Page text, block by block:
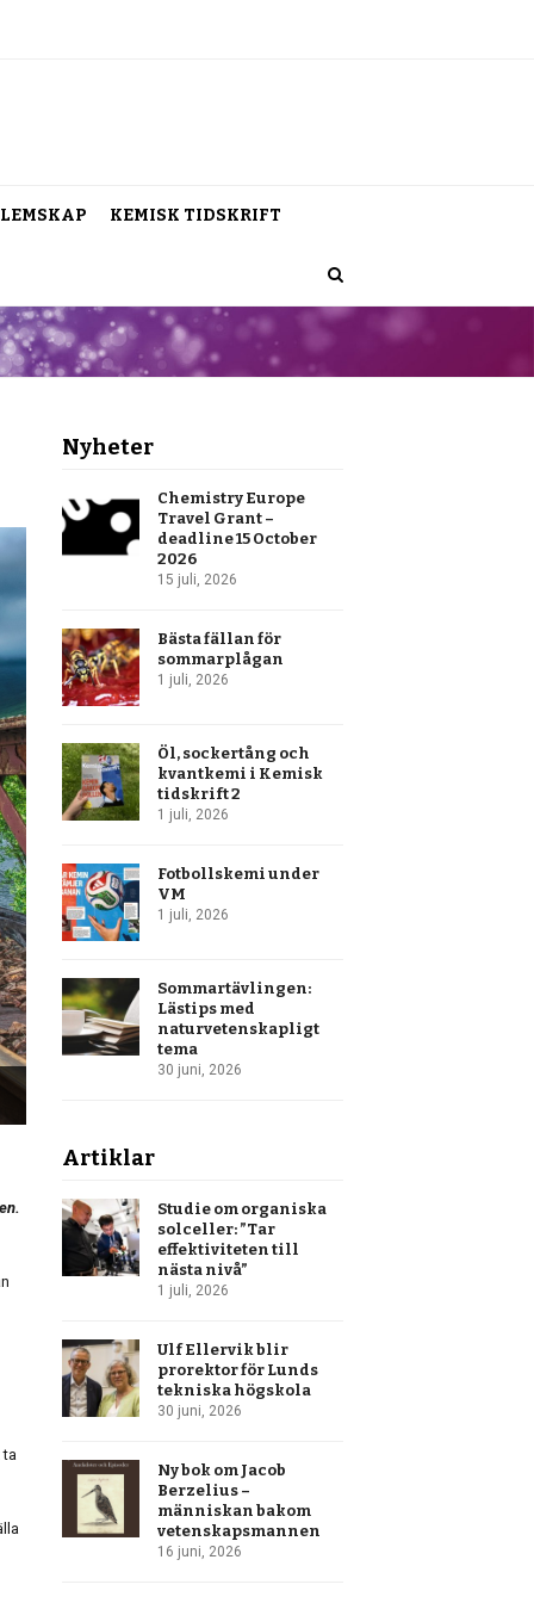
KEMISK TIDSKRIFT
ta
Nyheter
Chemistry Europe
Travel Grant –
deadline 15 October
2026
15 juli, 2026
Bästa fällan för
sommarplågan
1 juli, 2026
Öl, sockertång och
kvantkemi i Kemisk
tidskrift 2
1 juli, 2026
Fotbollskemi under
VM
1 juli, 2026
Sommartävlingen:
Lästips med
naturvetenskapligt
tema
30 juni, 2026
Artiklar
Studie om organiska
solceller: ”Tar
effektiviteten till
nästa nivå”
1 juli, 2026
Ulf Ellervik blir
prorektor för Lunds
tekniska högskola
30 juni, 2026
Ny bok om Jacob
Berzelius –
människan bakom
vetenskapsmannen
16 juni, 2026